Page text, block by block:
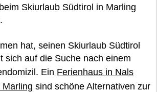
Skiurlaub Südtirol in Marling
hat, seinen Skiurlaub Südtirol
sich auf die Suche nach einem
Ein Ferienhaus in Nals
Marling sind schöne Alternativen zur